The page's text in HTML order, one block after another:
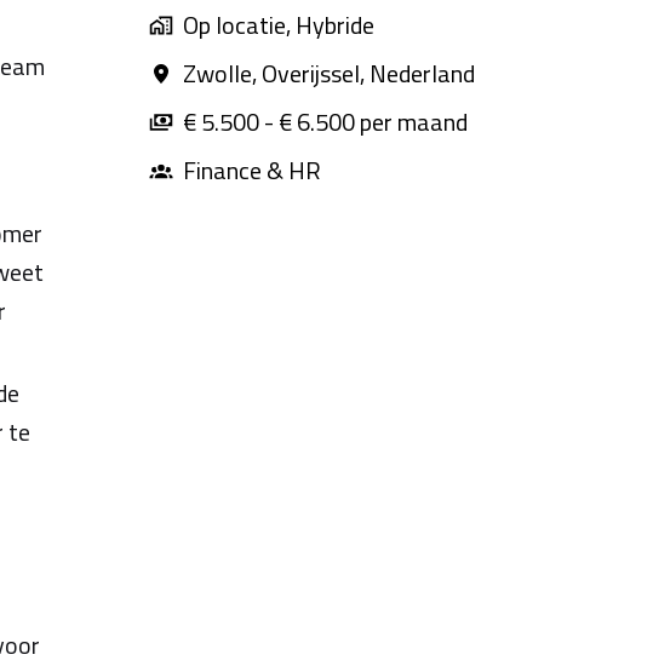
te
Op locatie, Hybride
Zwolle,Overijssel,Nederland
€ 5.500 - € 6.500 per maand
Finance & HR